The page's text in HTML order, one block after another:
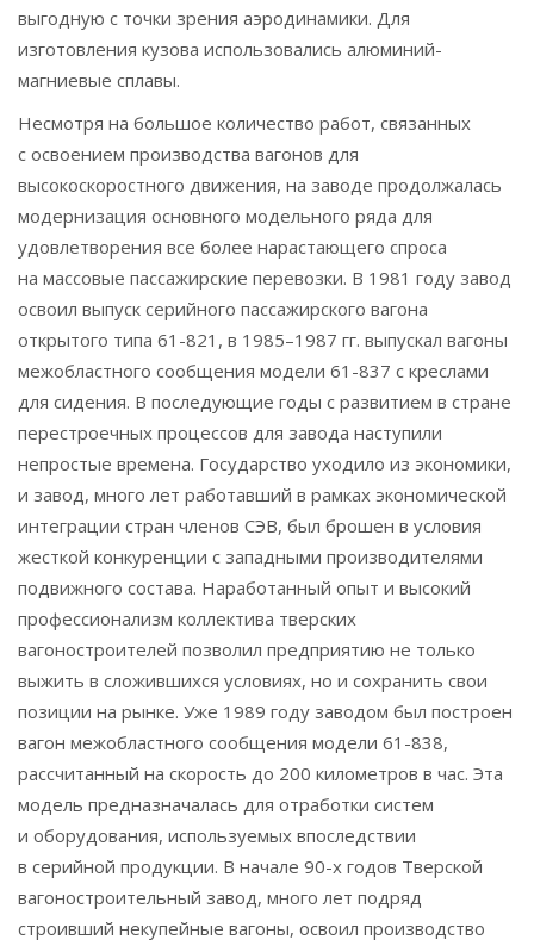
выгодную с точки зрения аэродинамики. Для
изготовления кузова использовались алюминий-
магниевые сплавы.
Несмотря на большое количество работ, связанных
с освоением производства вагонов для
высокоскоростного движения, на заводе продолжалась
модернизация основного модельного ряда для
удовлетворения все более нарастающего спроса
на массовые пассажирские перевозки. В 1981 году завод
освоил выпуск серийного пассажирского вагона
открытого типа 61-821, в 1985–1987 гг. выпускал вагоны
межобластного сообщения модели 61-837 с креслами
для сидения. В последующие годы с развитием в стране
перестроечных процессов для завода наступили
непростые времена. Государство уходило из экономики,
и завод, много лет работавший в рамках экономической
интеграции стран членов СЭВ, был брошен в условия
жесткой конкуренции с западными производителями
подвижного состава. Наработанный опыт и высокий
профессионализм коллектива тверских
вагоностроителей позволил предприятию не только
выжить в сложившихся условиях, но и сохранить свои
позиции на рынке. Уже 1989 году заводом был построен
вагон межобластного сообщения модели 61-838,
рассчитанный на скорость до 200 километров в час. Эта
модель предназначалась для отработки систем
и оборудования, используемых впоследствии
в серийной продукции. В начале 90-х годов Тверской
вагоностроительный завод, много лет подряд
строивший некупейные вагоны, освоил производство